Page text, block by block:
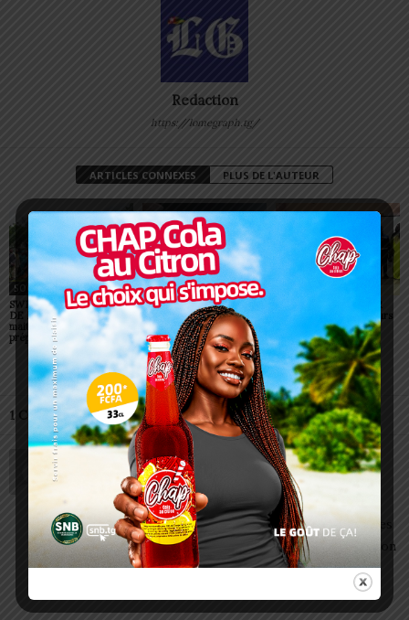
Redaction
https://lomegraph.tg/
ARTICLES CONNEXES PLUS DE L'AUTEUR
SOCIÉTÉ
SWEDD+ Togo / ECOLE
DE LA CHANCE : les
maitres-artisans se
préparent à transmettre
SOCIÉTÉ
Glory Night 2026: Sonnie
Badu fait chanter des
milliers de personnes à
Lomé
récompense les meilleurs
1 COMMENTAIRE
BAGNIGAN 19 septembre 2023 à 21h01
Je rend grâce à Dieu pour le projet de L’ATBF
Je dis un sincère merci à tout le cortège de L’ATBF
pour les efforts consentis dans le développement des
jeunes en ce qui concerne santé jeune et reproduction